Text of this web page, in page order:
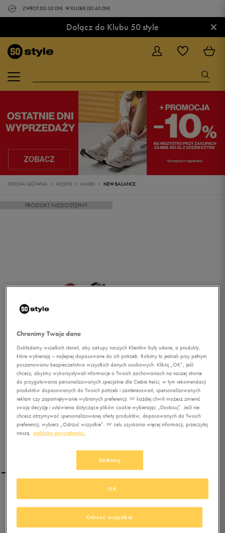
ZWROT DO 30 DNI. W KLUBIE DO 60 DNI.
Dołącz do Klubu 50 style ×
STRONA GŁÓWNA MĘSKIE MARKI NEW BALANCE
PRODUKT NIEDOSTĘPNY
NEW BALANCE ML574POR
0.0(0)
Chronimy Twoje dane
Dokładamy wszelkich starań, aby zakupy naszych Klientów były udane, a produkty,
które wybierają – najlepiej dopasowane do ich potrzeb. Robimy to jednak przy pełnym
poszanowaniu bezpieczeństwa wszystkich danych osobowych. Kliknij „OK”, jeśli
chcesz, abyśmy wykorzystywali informacje o Twoich zachowaniach na naszej stronie
do przygotowania personalizowanych specjalnie dla Ciebie treści, w tym rekomendacji
produktów dopasowanych do Twoich potrzeb i zainteresowań, spersonalizowanych
reklam czy zapamiętywanie wybranych preferencji. W każdej chwili możesz zmienić
swoją decyzję i ustawienia dotyczące plików cookie wybierając „Dostosuj”. Jeśli nie
chcesz otrzymywać spersonalizowanej oferty produktów, dopasowanych do Twoich
preferencji, wybierz „Odrzuć wszystkie”. W celu uzyskania więcej informacji, przeczytaj
naszą
politykę prywatności.
Dostosuj
Odrzuć wszystkie
OK